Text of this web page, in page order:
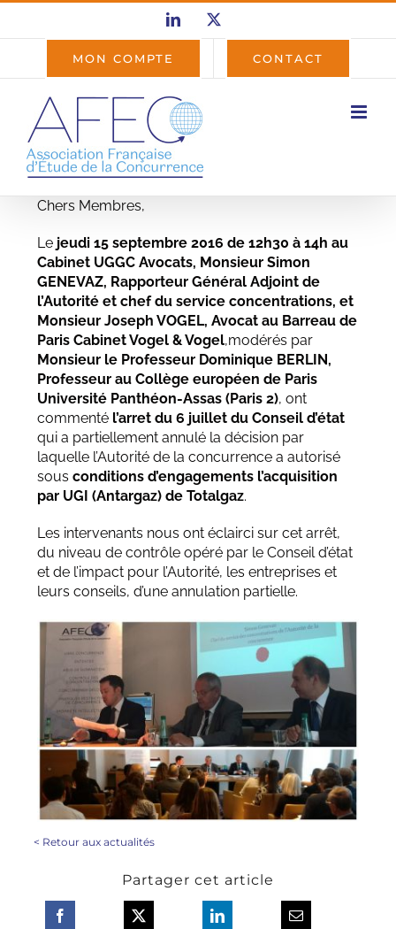
Passer
LinkedIn
MON COMPTE CONTACT
Chers Membres,
Le jeudi 15 septembre 2016 de 12h30 à 14h au
Cabinet UGGC Avocats, Monsieur Simon
GENEVAZ, Rapporteur Général Adjoint de
l’Autorité et chef du service concentrations, et
Monsieur Joseph VOGEL, Avocat au Barreau de
Paris Cabinet Vogel & Vogel,modérés par
Monsieur le Professeur Dominique BERLIN,
Professeur au Collège européen de Paris
Université Panthéon-Assas (Paris 2), ont
commenté l’arret du 6 juillet du Conseil d’état
qui a partiellement annulé la décision par
laquelle l’Autorité de la concurrence a autorisé
sous conditions d’engagements l’acquisition
par UGI (Antargaz) de Totalgaz.
Les intervenants nous ont éclairci sur cet arrêt,
du niveau de contrôle opéré par le Conseil d’état
et de l’impact pour l’Autorité, les entreprises et
leurs conseils, d’une annulation partielle.
< Retour aux actualités
Partager cet article